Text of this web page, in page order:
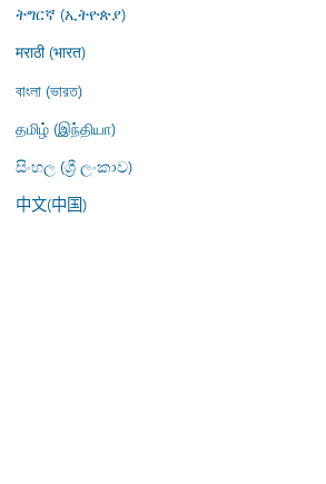
ትግርኛ (ኢትዮጵያ)
मराठी (भारत)
বাংলা (ভারত)
தமிழ் (இந்தியா)
සිංහල (ශ්‍රී ලංකාව)
中文(中国)